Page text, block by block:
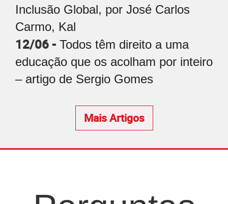
Inclusão Global, por José Carlos
Carmo, Kal
12/06 - Todos têm direito a uma
educação que os acolham por inteiro
– artigo de Sergio Gomes
Mais Artigos